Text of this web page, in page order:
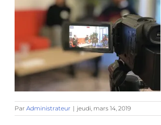
Par Administrateur | jeudi, mars 14, 2019